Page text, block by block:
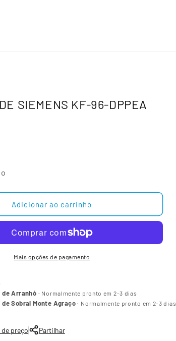
SIEMENS KF-96-DPPEA
Adicionar ao carrinho
Mais opções de pagamento
de Arranhó · Normalmente pronto em 2-3 dias
de Sobral Monte Agraço· Normalmente pronto em 2-3 dias
preço Partilhar